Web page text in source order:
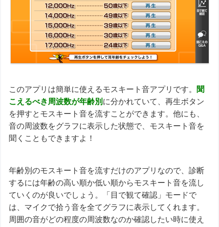
このアプリは簡単に使えるモスキート音アプリです。
聞
こえるべき周波数が年齢別 に分かれていて、再生ボタン
を押すとモスキート音を流すことができます。他にも、
音の周波数をグラフに表示した状態で、モスキート音を
聞くこともできますよ！
年齢別のモスキート音を流すだけのアプリなので、診断
するには年齢の高い順か低い順からモスキート音を流し
ていくのが良いでしょう。「目で観て確認」モードで
は、マイクで拾う音を全てグラフに表示してくれます。
周囲の音がどの程度の周波数なのか確認したい時に使え